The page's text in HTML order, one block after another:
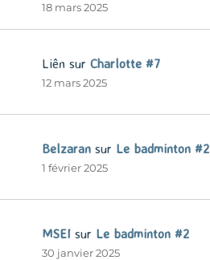
18 mars 2025
Liên sur Charlotte #7
12 mars 2025
Belzaran sur Le badminton #2
1 février 2025
MSEI sur Le badminton #2
30 janvier 2025